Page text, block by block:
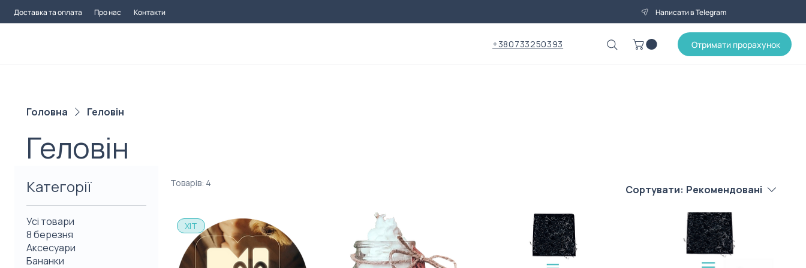
Доставка та оплата Про нас Контакти Написати в Telegram
+380733250393 Отримати прорахунок
Головна Геловін
Геловін
Категорії
Усі товари
8 березня
Аксесуари
Бананки
Товарів: 4
Сортувати: Рекомендовані
ХІТ